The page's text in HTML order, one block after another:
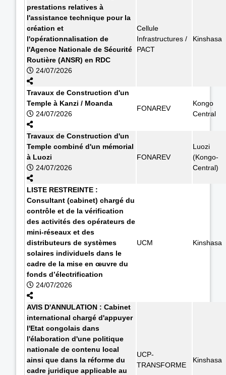
prestations relatives à
l'assistance technique pour la
création et
l'opérationnalisation de
l'Agence Nationale de Sécurité
Routière (ANSR) en RDC
24/07/2026
Cellule
Infrastructures /
PACT
Kinshasa
Travaux de Construction d'un
Temple à Kanzi / Moanda
24/07/2026
FONAREV
Kongo
Central
Travaux de Construction d'un
Temple combiné d'un mémorial
à Luozi
24/07/2026
FONAREV
Luozi
(Kongo-
Central)
LISTE RESTREINTE :
Consultant (cabinet) chargé du
contrôle et de la vérification
des activités des opérateurs de
mini-réseaux et des
distributeurs de systèmes
solaires individuels dans le
cadre de la mise en œuvre du
fonds d’électrification
24/07/2026
UCM Kinshasa
AVIS D'ANNULATION : Cabinet
international chargé d'appuyer
l'Etat congolais dans
l'élaboration d'une politique
nationale de contenu local
ainsi que dans la réforme du
cadre juridique applicable au
UCP-
TRANSFORME
Kinshasa